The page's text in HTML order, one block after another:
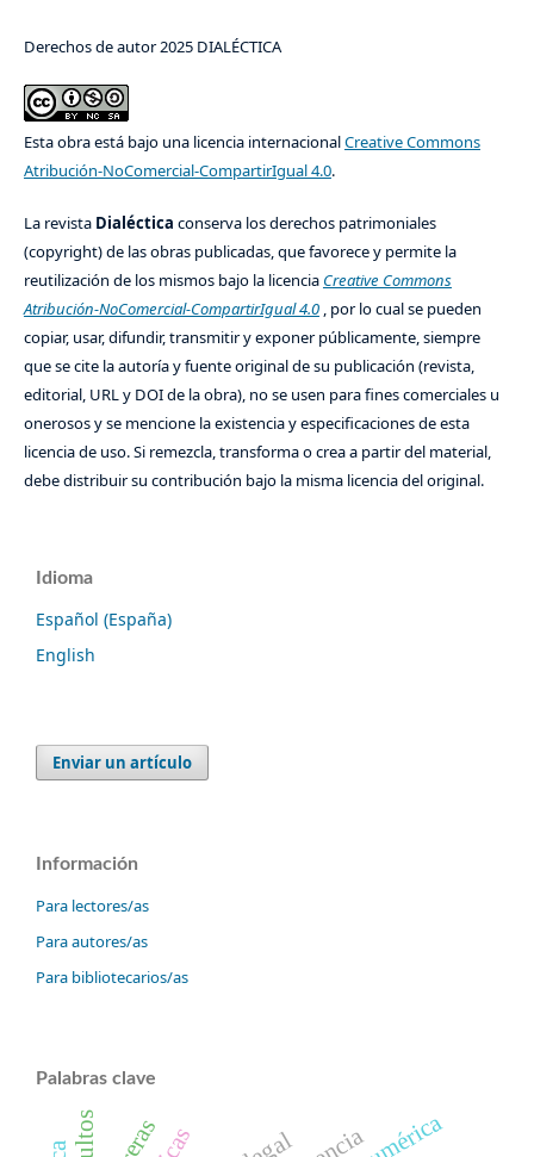
Derechos de autor 2025 DIALÉCTICA
Esta obra está bajo una licencia internacionalCreative Commons
Atribución-NoComercial-CompartirIgual 4.0.
La revista Dialéctica conserva los derechos patrimoniales
(copyright) de las obras publicadas, que favorece y permite la
reutilización de los mismos bajo la licencia Creative Commons
Atribución-NoComercial-CompartirIgual 4.0, por lo cual se pueden
copiar, usar, difundir, transmitir y exponer públicamente, siempre
que se cite la autoría y fuente original de su publicación (revista,
editorial, URL y DOI de la obra), no se usen para fines comerciales u
onerosos y se mencione la existencia y especificaciones de esta
licencia de uso. Si remezcla, transforma o crea a partir del material,
debe distribuir su contribución bajo la misma licencia del original.
Idioma
Español (España)
English
Enviar un artículo
Información
Para lectores/as
Para autores/as
Para bibliotecarios/as
Palabras clave